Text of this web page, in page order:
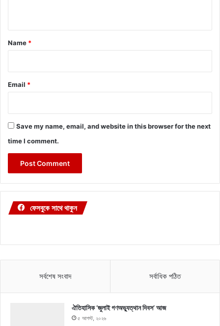
*
Name *
Email *
Save my name, email, and website in this browser for the next
time I comment.
ফেসবুকে সাথে থাকুন
সর্বশেষ সংবাদ সর্বাধিক পঠিত
ঐতিহাসিক ‘জুলাই গণঅভ্যুত্থান দিবস’ আজ
৫ আগস্ট, ২০২৬